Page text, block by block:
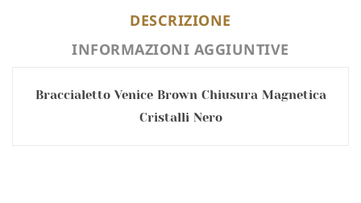
DESCRIZIONE
INFORMAZIONI AGGIUNTIVE
Braccialetto Venice Brown Chiusura Magnetica
Cristalli Nero